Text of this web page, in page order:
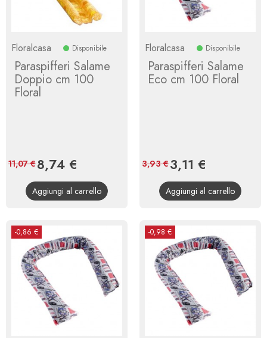
Floralcasa Disponibile
Paraspifferi Salame
Doppio cm 100
Floral
Prezzo
8,74 €
base
11,07 €
Aggiungi al carrello
Floralcasa Disponibile
Paraspifferi Salame
Eco cm 100 Floral
Prezzo
3,11 €
base
3,93 €
Aggiungi al carrello
-0,86 € -0,98 €